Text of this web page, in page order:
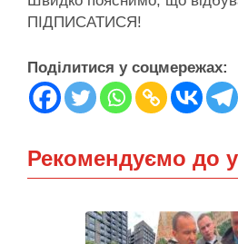
ПІДПИСАТИСЯ!
Поділитися у соцмережах:
Рекомендуємо до